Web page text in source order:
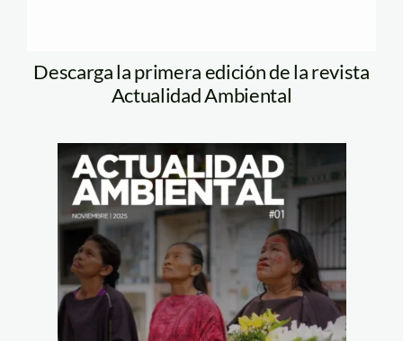
Descarga la primera edición de la revista
Actualidad Ambiental